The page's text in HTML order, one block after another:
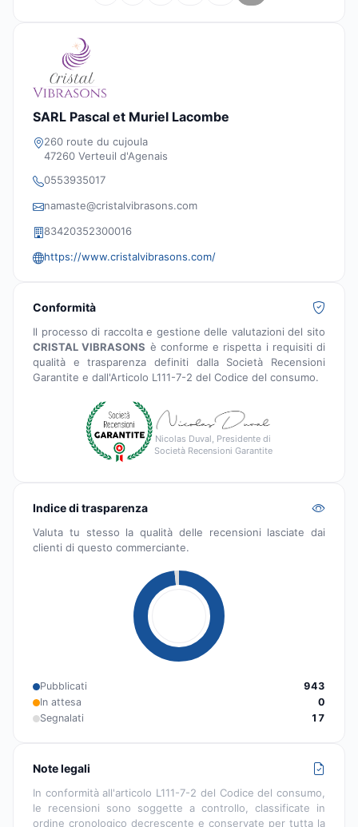
SARL Pascal et Muriel Lacombe
260 route du cujoula
47260 Verteuil d'Agenais
0553935017
namaste@cristalvibrasons.com
83420352300016
https://www.cristalvibrasons.com/
Conformità
Il processo di raccolta e gestione delle valutazioni del sito
CRISTAL VIBRASONS è conforme e rispetta i requisiti di
qualità e trasparenza definiti dalla Società Recensioni
Garantite e dall'Articolo L111-7-2 del Codice del consumo.
Nicolas Duval, Presidente di
Società Recensioni Garantite
Indice di trasparenza
Valuta tu stesso la qualità delle recensioni lasciate dai
clienti di questo commerciante.
Pubblicati
943
In attesa
0
Segnalati
17
Note legali
In conformità all'articolo L111-7-2 del Codice del consumo,
le recensioni sono soggette a controllo, classificate in
ordine cronologico decrescente e conservate per tutta la